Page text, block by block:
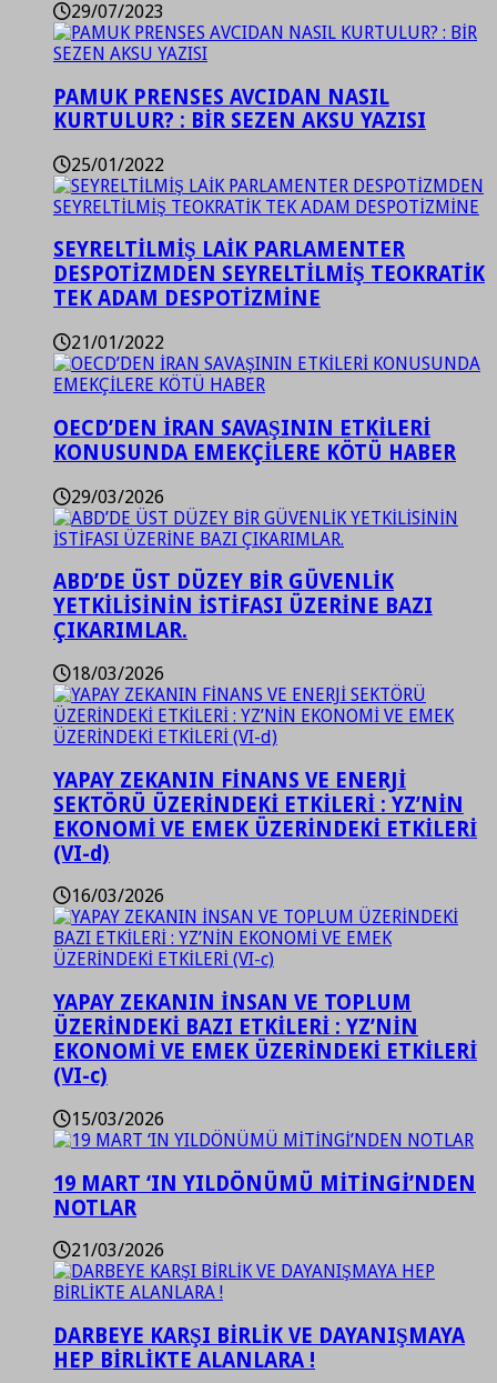
29/07/2023
PAMUK PRENSES AVCIDAN NASIL
KURTULUR? : BİR SEZEN AKSU YAZISI
25/01/2022
SEYRELTİLMİŞ LAİK PARLAMENTER
DESPOTİZMDEN SEYRELTİLMİŞ TEOKRATİK
TEK ADAM DESPOTİZMİNE
21/01/2022
OECD’DEN İRAN SAVAŞININ ETKİLERİ
KONUSUNDA EMEKÇİLERE KÖTÜ HABER
29/03/2026
ABD’DE ÜST DÜZEY BİR GÜVENLİK
YETKİLİSİNİN İSTİFASI ÜZERİNE BAZI
ÇIKARIMLAR.
18/03/2026
YAPAY ZEKANIN FİNANS VE ENERJİ
SEKTÖRÜ ÜZERİNDEKİ ETKİLERİ : YZ’NİN
EKONOMİ VE EMEK ÜZERİNDEKİ ETKİLERİ
(VI-d)
16/03/2026
YAPAY ZEKANIN İNSAN VE TOPLUM
ÜZERİNDEKİ BAZI ETKİLERİ : YZ’NİN
EKONOMİ VE EMEK ÜZERİNDEKİ ETKİLERİ
(VI-c)
15/03/2026
19 MART ‘IN YILDÖNÜMÜ MİTİNGİ’NDEN
NOTLAR
21/03/2026
DARBEYE KARŞI BİRLİK VE DAYANIŞMAYA
HEP BİRLİKTE ALANLARA !